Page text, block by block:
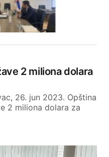
2 miliona dolara
26. jun 2023. Opština
2 miliona dolara za